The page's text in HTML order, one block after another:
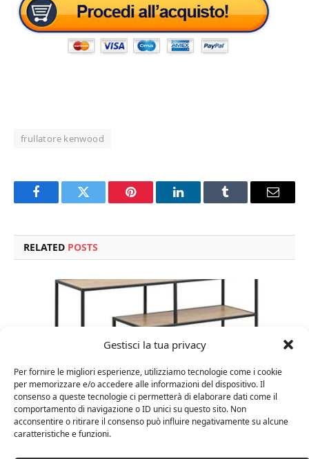
Gestisci la tua privacy
Per fornire le migliori esperienze, utilizziamo tecnologie come i cookie
per memorizzare e/o accedere alle informazioni del dispositivo. Il
consenso a queste tecnologie ci permetterà di elaborare dati come il
comportamento di navigazione o ID unici su questo sito. Non
acconsentire o ritirare il consenso può influire negativamente su alcune
caratteristiche e funzioni.
frullatore kenwood
FacebookTwitter Pinterest LinkedInTumblr Email
RELATED POSTS